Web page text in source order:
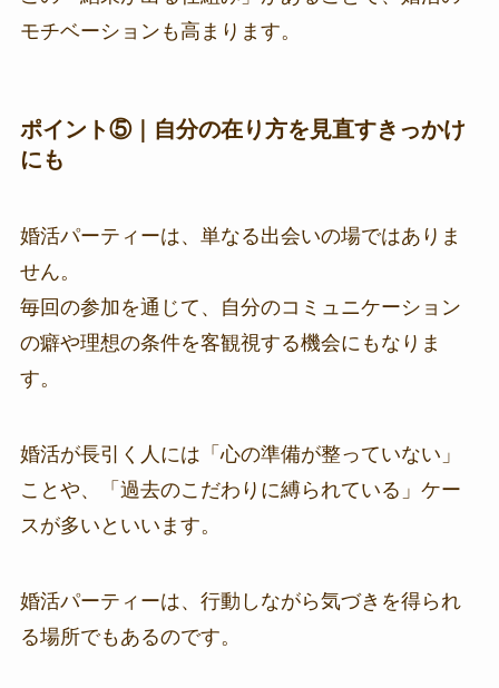
モチベーションも高まります。
ポイント⑤｜自分の在り方を見直すきっかけ
にも
婚活パーティーは、単なる出会いの場ではありま
せん。
毎回の参加を通じて、自分のコミュニケーション
の癖や理想の条件を客観視する機会にもなりま
す。
婚活が長引く人には「心の準備が整っていない」
ことや、「過去のこだわりに縛られている」ケー
スが多いといいます。
婚活パーティーは、行動しながら気づきを得られ
る場所でもあるのです。